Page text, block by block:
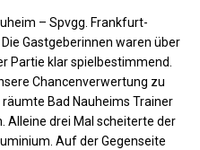
– Spvgg. Frankfurt-
Gastgeberinnen waren über
Partie klar spielbestimmend.
Chancenverwertung zu
Bad Nauheims Trainer
Alleine drei Mal scheiterte der
Auf der Gegenseite